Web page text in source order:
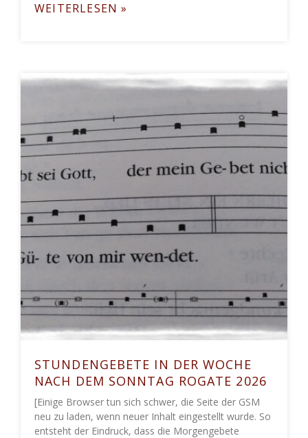
WEITERLESEN »
STUNDENGEBETE IN DER WOCHE
NACH DEM SONNTAG ROGATE 2026
[Einige Browser tun sich schwer, die Seite der GSM
neu zu laden, wenn neuer Inhalt eingestellt wurde. So
entsteht der Eindruck, dass die Morgengebete